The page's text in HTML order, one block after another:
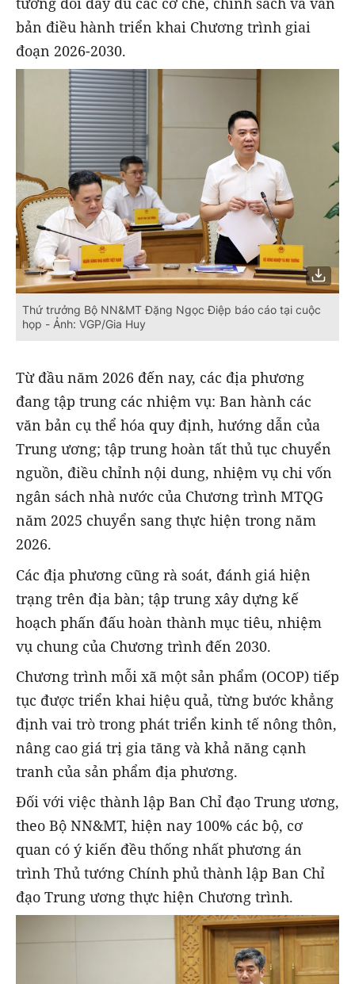
bản điều hành triển khai Chương trình giai
đoạn 2026-2030.
Thứ trưởng Bộ NN&MT Đặng Ngọc Điệp báo cáo tại cuộc
họp - Ảnh: VGP/Gia Huy
Từ đầu năm 2026 đến nay, các địa phương
đang tập trung các nhiệm vụ: Ban hành các
văn bản cụ thể hóa quy định, hướng dẫn của
Trung ương; tập trung hoàn tất thủ tục chuyển
nguồn, điều chỉnh nội dung, nhiệm vụ chi vốn
ngân sách nhà nước của Chương trình MTQG
năm 2025 chuyển sang thực hiện trong năm
2026.
Các địa phương cũng rà soát, đánh giá hiện
trạng trên địa bàn; tập trung xây dựng kế
hoạch phấn đấu hoàn thành mục tiêu, nhiệm
vụ chung của Chương trình đến 2030.
Chương trình mỗi xã một sản phẩm (OCOP) tiếp
tục được triển khai hiệu quả, từng bước khẳng
định vai trò trong phát triển kinh tế nông thôn,
nâng cao giá trị gia tăng và khả năng cạnh
tranh của sản phẩm địa phương.
Đối với việc thành lập Ban Chỉ đạo Trung ương,
theo Bộ NN&MT, hiện nay 100% các bộ, cơ
quan có ý kiến đều thống nhất phương án
trình Thủ tướng Chính phủ thành lập Ban Chỉ
đạo Trung ương thực hiện Chương trình.